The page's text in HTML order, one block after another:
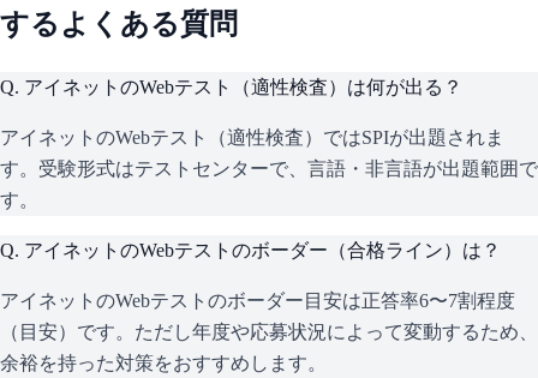
するよくある質問
Q. アイネットのWebテスト（適性検査）は何が出る？
アイネットのWebテスト（適性検査）ではSPIが出題されま
す。受験形式はテストセンターで、言語・非言語が出題範囲で
す。
Q. アイネットのWebテストのボーダー（合格ライン）は？
アイネットのWebテストのボーダー目安は正答率6〜7割程度
（目安）です。ただし年度や応募状況によって変動するため、
余裕を持った対策をおすすめします。